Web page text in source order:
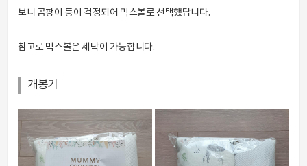
보니 곰팡이 등이 걱정되어 믹스볼로 선택했답니다.
참고로 믹스볼은 세탁이 가능합니다.
개봉기